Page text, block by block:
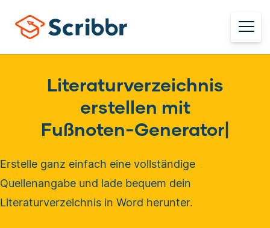
Literaturverzeichnis
erstellen mit
Fußnoten-Generator|
Erstelle ganz einfach eine vollständige
Quellenangabe und lade bequem dein
Literaturverzeichnis in Word herunter.